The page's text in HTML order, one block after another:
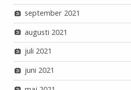
september 2021
augusti 2021
juli 2021
juni 2021